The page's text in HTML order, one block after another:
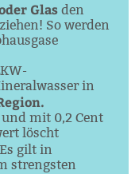
Glas den
So werden
in
mit 0,2 Cent
löscht
gilt in
strengsten